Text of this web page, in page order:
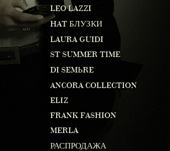
LEO LAZZI
HAT БЛУЗКИ
LAURA GUIDI
ST SUMMER TIME
DI SEMЬRE
ANCORA COLLECTION
ELIZ
FRANK FASHION
MERLA
РАСПРОДАЖА